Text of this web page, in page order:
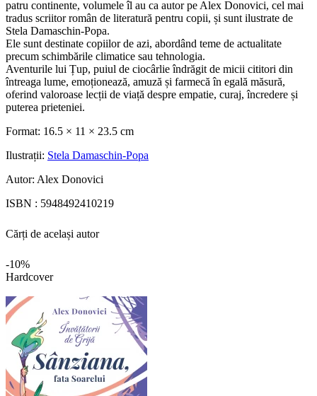
patru continente, volumele îl au ca autor pe Alex Donovici, cel mai
tradus scriitor român de literatură pentru copii, și sunt ilustrate de
Stela Damaschin-Popa.
Ele sunt destinate copiilor de azi, abordând teme de actualitate
precum schimbările climatice sau tehnologia.
Aventurile lui Țup, puiul de ciocârlie îndrăgit de micii cititori din
întreaga lume, emoționează, amuză și farmecă în egală măsură,
oferind valoroase lecții de viață despre empatie, curaj, încredere și
puterea prieteniei.
Format: 16.5 × 11 × 23.5 cm
Ilustrații: Stela Damaschin-Popa
Autor: Alex Donovici
ISBN : 5948492410219
Cărți de același autor
-10%
Hardcover